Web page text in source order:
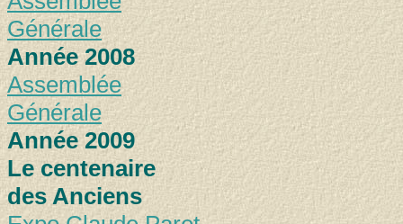
Générale
Année 2008
Assemblée
Générale
Année 2009
Le centenaire
des Anciens